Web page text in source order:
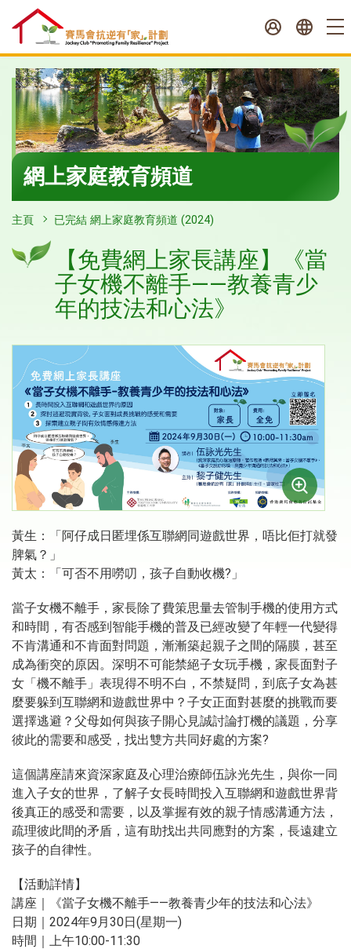
至
容
開
網上家庭教育頻道
主頁 已完結 網上家庭教育頻道 (2024)
【免費網上家長講座】《當
子女機不離手——教養青少
年的技法和心法》
黃生：「阿仔成日匿埋係互聯網同遊戲世界，唔比佢打就發
脾氣？」
黃太：「可否不用嘮叨，孩子自動收機?」
當子女機不離手，家長除了費策思量去管制手機的使用方式
和時間，有否感到智能手機的普及已經改變了年輕一代變得
不肯溝通和不肯面對問題，漸漸築起親子之間的隔膜，甚至
成為衝突的原因。深明不可能禁絕子女玩手機，家長面對子
女「機不離手」表現得不明不白，不禁疑問，到底子女為甚
麼要躲到互聯網和遊戲世界中？子女正面對甚麼的挑戰而要
選擇逃避？父母如何與孩子開心見誠討論打機的議題，分享
彼此的需要和感受，找出雙方共同好處的方案?
這個講座請來資深家庭及心理治療師伍詠光先生，與你一同
進入子女的世界，了解子女長時間投入互聯網和遊戲世界背
後真正的感受和需要，以及掌握有效的親子情感溝通方法，
疏理彼此間的矛盾，這有助找出共同應對的方案，長遠建立
孩子的自律性。
【活動詳情】
講座｜《當子女機不離手——教養青少年的技法和心法》
日期｜2024年9月30日(星期一)
時間｜上午10:00-11:30